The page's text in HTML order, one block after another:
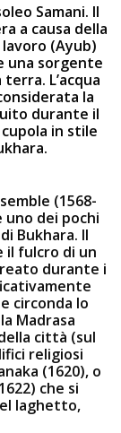
Samani. Il
a causa della
(Ayub)
una sorgente
L’acqua
la
durante il
in stile
(1568-
uno dei pochi
Bukhara. Il
il fulcro di un
durante i
circonda lo
Madrasa
città (sul
religiosi
(1620), o
che si
laghetto,